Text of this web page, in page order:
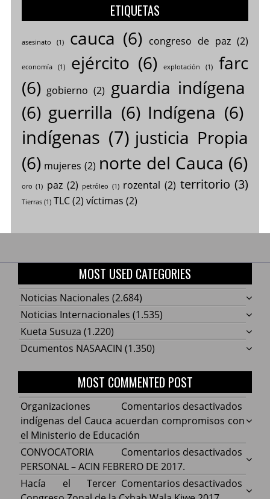
ETIQUETAS
asesinato (1) cauca (6) congreso de paz(2)
economía(1) ejército (6) explotación (1)
farc
(6) gobierno (2) guardia indígena
(6) guerrilla (6) Indígena (6)
indígenas (7) justicia Propia
(6) mujeres (2) norte del Cauca (6)
oro (1) paz (2) petróleo (1) rozental (2) territorio (3)
Tierras(1) TLC(2) víctimas (2)
MOST USED CATEGORIES
Noticias Nacionales (2.684)
Noticias Internacionales (1.535)
Kueta Susuza (1.220)
Dcumentos NASAACIN (1.350)
MOST COMMENTED POST
Comentarios desactivados
Cauca
Organizaciones
indígenas del Cauca acuerdan compromisos con
el Ministerio de Educación
Comentarios desactivados
CONVOCATORIA
PERSONAL – ACIN FEBRERO DE 2017.
Comentarios desactivados
Hacía el Tercer